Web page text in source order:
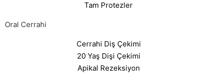
Tam Protezler
Oral Cerrahi
Cerrahi Diş Çekimi
20 Yaş Dişi Çekimi
Apikal Rezeksiyon